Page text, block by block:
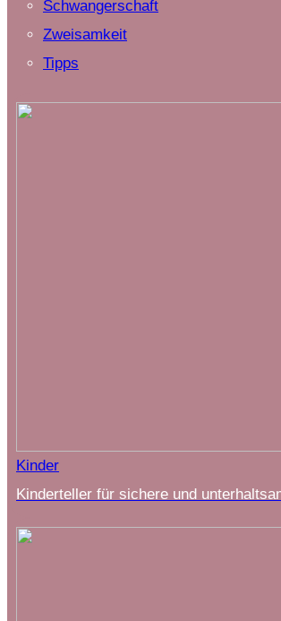
Schwangerschaft
Zweisamkeit
Tipps
Kinder
Kinderteller für sichere und